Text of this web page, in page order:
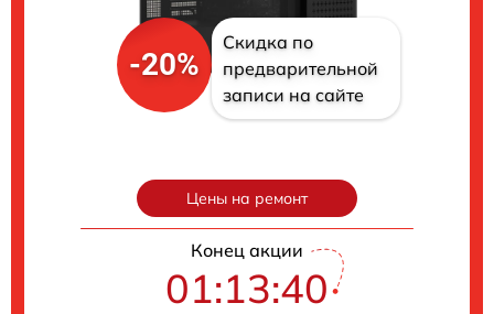
-20%
Скидка по
предварительной
записи на сайте
Цены на ремонт
Конец акции
01:13:39